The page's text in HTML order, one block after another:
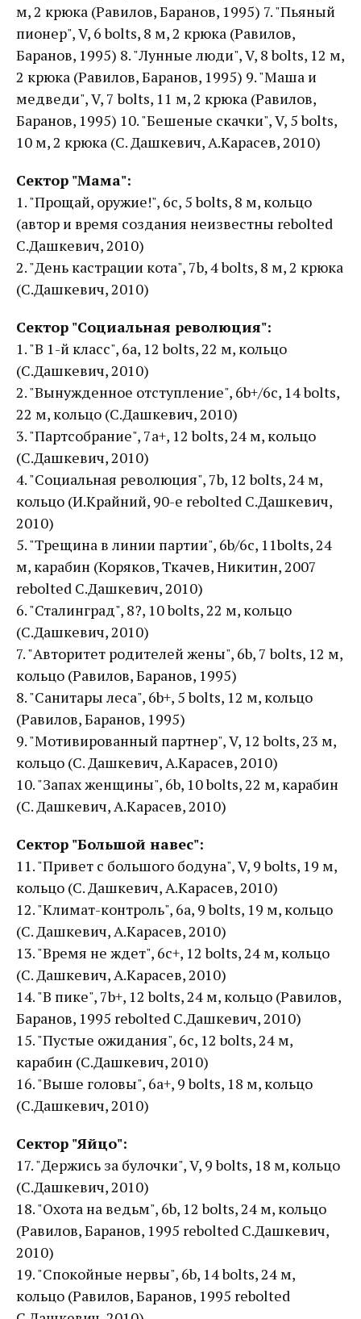
м, 2 крюка (Равилов, Баранов, 1995) 7. "Пьяный
пионер", V, 6 bolts, 8 м, 2 крюка (Равилов,
Баранов, 1995) 8. "Лунные люди", V, 8 bolts, 12 м,
2 крюка (Равилов, Баранов, 1995) 9. "Маша и
медведи", V, 7 bolts, 11 м, 2 крюка (Равилов,
Баранов, 1995) 10. "Бешеные скачки", V, 5 bolts,
10 м, 2 крюка (С. Дашкевич, А.Карасев, 2010)
Сектор "Мама":
1. "Прощай, оружие!", 6c, 5 bolts, 8 м, кольцо
(автор и время создания неизвестны rebolted
С.Дашкевич, 2010)
2. "День кастрации кота", 7b, 4 bolts, 8 м, 2 крюка
(С.Дашкевич, 2010)
Сектор "Социальная революция":
1. "В 1-й класс", 6a, 12 bolts, 22 м, кольцо
(С.Дашкевич, 2010)
2. "Вынужденное отступление", 6b+/6с, 14 bolts,
22 м, кольцо (С.Дашкевич, 2010)
3. "Партсобрание", 7a+, 12 bolts, 24 м, кольцо
(С.Дашкевич, 2010)
4. "Социальная революция", 7b, 12 bolts, 24 м,
кольцо (И.Крайний, 90-е rebolted С.Дашкевич,
2010)
5. "Трещина в линии партии", 6b/6c, 11bolts, 24
м, карабин (Коряков, Ткачев, Никитин, 2007
rebolted С.Дашкевич, 2010)
6. "Сталинград", 8?, 10 bolts, 22 м, кольцо
(С.Дашкевич, 2010)
7. "Авторитет родителей жены", 6b, 7 bolts, 12 м,
кольцо (Равилов, Баранов, 1995)
8. "Санитары леса", 6b+, 5 bolts, 12 м, кольцо
(Равилов, Баранов, 1995)
9. "Мотивированный партнер", V, 12 bolts, 23 м,
кольцо (С. Дашкевич, А.Карасев, 2010)
10. "Запах женщины", 6b, 10 bolts, 22 м, карабин
(С. Дашкевич, А.Карасев, 2010)
Сектор "Большой навес":
11. "Привет с большого бодуна", V, 9 bolts, 19 м,
кольцо (С. Дашкевич, А.Карасев, 2010)
12. "Климат-контроль", 6a, 9 bolts, 19 м, кольцо
(С. Дашкевич, А.Карасев, 2010)
13. "Время не ждет", 6с+, 12 bolts, 24 м, кольцо
(С. Дашкевич, А.Карасев, 2010)
14. "В пике", 7b+, 12 bolts, 24 м, кольцо (Равилов,
Баранов, 1995 rebolted С.Дашкевич, 2010)
15. "Пустые ожидания", 6с, 12 bolts, 24 м,
карабин (С.Дашкевич, 2010)
16. "Выше головы", 6a+, 9 bolts, 18 м, кольцо
(С.Дашкевич, 2010)
Сектор "Яйцо":
17. "Держись за булочки", V, 9 bolts, 18 м, кольцо
(С.Дашкевич, 2010)
18. "Охота на ведьм", 6b, 12 bolts, 24 м, кольцо
(Равилов, Баранов, 1995 rebolted С.Дашкевич,
2010)
19. "Спокойные нервы", 6b, 14 bolts, 24 м,
кольцо (Равилов, Баранов, 1995 rebolted